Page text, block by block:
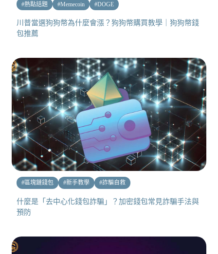
#熱點話題 #Memecoin #DOGE
川普當選狗狗幣為什麼會漲？狗狗幣購買教學｜狗狗幣錢
包推薦
#區塊鏈錢包 #新手教學 #詐騙自救
什麼是「去中心化錢包詐騙」？加密錢包常見詐騙手法與
預防